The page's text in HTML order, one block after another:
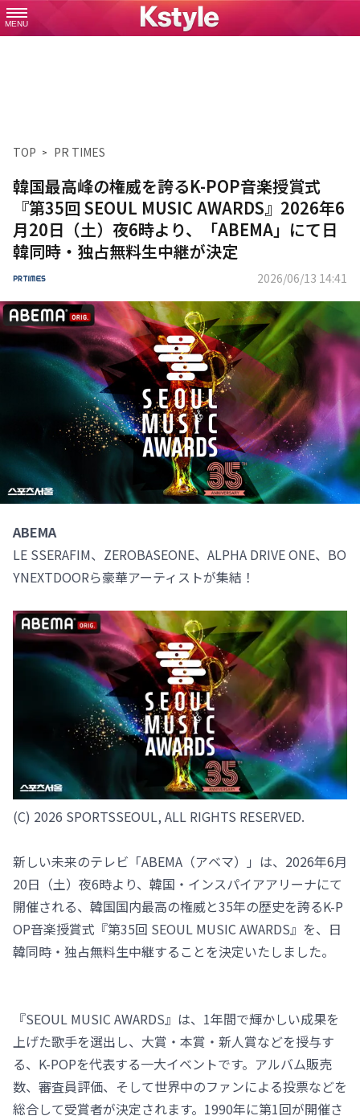
MENU
TOP PR TIMES
韓国最高峰の権威を誇るK-POP音楽授賞式
『第35回 SEOUL MUSIC AWARDS』2026年6
月20日（土）夜6時より、「ABEMA」にて日
韓同時・独占無料生中継が決定
2026/06/13 14:41
ABEMA
LE SSERAFIM、ZEROBASEONE、ALPHA DRIVE ONE、BO
YNEXTDOORら豪華アーティストが集結！
(C) 2026 SPORTSSEOUL, ALL RIGHTS RESERVED.
新しい未来のテレビ「ABEMA（アベマ）」は、2026年6月
20日（土）夜6時より、韓国・インスパイアアリーナにて
開催される、韓国国内最高の権威と35年の歴史を誇るK-P
OP音楽授賞式『第35回 SEOUL MUSIC AWARDS』を、日
韓同時・独占無料生中継することを決定いたしました。
『SEOUL MUSIC AWARDS』は、1年間で輝かしい成果を
上げた歌手を選出し、大賞・本賞・新人賞などを授与す
る、K-POPを代表する一大イベントです。アルバム販売
数、審査員評価、そして世界中のファンによる投票などを
総合して受賞者が決定されます。1990年に第1回が開催さ